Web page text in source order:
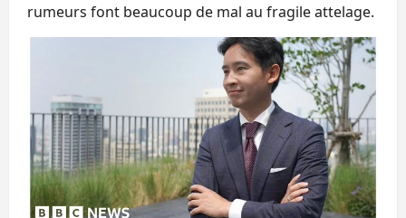
rumeurs font beaucoup de mal au fragile attelage.